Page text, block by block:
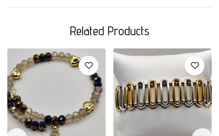
Related Products